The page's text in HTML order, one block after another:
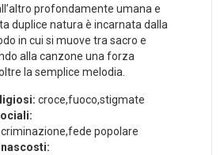
profondamente umana​ e
duplice⁢ natura è incarnata ⁤dalla
in cui si muove ‌tra sacro e
alla canzone una forza
la⁤ semplice melodia.
croce,fuoco,stigmate
popolare